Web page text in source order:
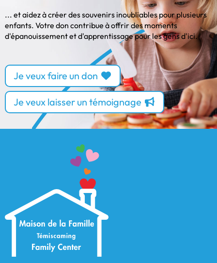
... et aidez à créer des souvenirs inoubliables pour plusieurs
enfants. Votre don contribue à offrir des moments
d'épanouissement et d'apprentissage pour les gens d'ici.
Je veux faire un don
Je veux laisser un témoignage